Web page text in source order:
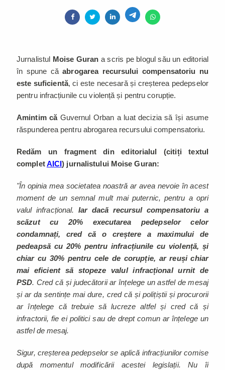
Jurnalistul Moise Guran a scris pe blogul său un editorial
în spune căabrogarea recursului compensatoriu nu
este suficientă, ci este necesară și creșterea pedepselor
pentru infracțiunile cu violență și pentru corupție.
Amintim căGuvernul Orban a luat decizia să își asume
răspunderea pentru abrogarea recursului compensatoriu.
Redăm un fragment din editorialul (citiți textul
completAICI) jurnalistului Moise Guran:
"În opinia mea societatea noastră ar avea nevoie în acest
moment de un semnal mult mai puternic, pentru a opri
valul infracțional. Iar dacă recursul compensatoriu a
scăzut cu 20% executarea pedepselor celor
condamnați, cred că o creștere a maximului de
pedeapsă cu 20% pentru infracțiunile cu violență, și
chiar cu 30% pentru cele de corupție, ar reuși chiar
mai eficient să stopeze valul infracțional urnit de
PSD. Cred că și judecătorii ar înțelege un astfel de mesaj
și ar da sentințe mai dure, cred că și polițiștii și procurorii
ar înțelege că trebuie să lucreze altfel și cred că și
infractorii, fie ei politici sau de drept comun ar înțelege un
astfel de mesaj.
Sigur, creșterea pedepselor se aplică infracțiunilor comise
după momentul modificării acestei legislații. Nu îi